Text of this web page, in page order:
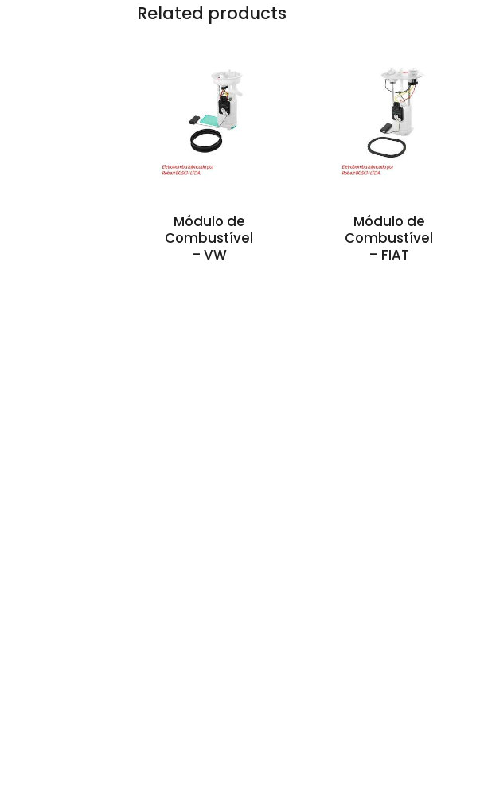
Related products
Módulo de
Combustível
– VW
Módulo de
Combustível
– FIAT